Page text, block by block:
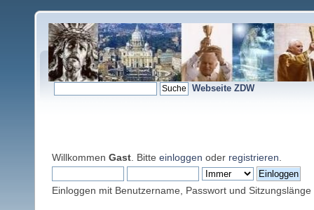
Webseite ZDW
Willkommen Gast . Bitte einloggen oder registrieren
Einloggen mit Benutzername, Passwort und Sitzungslänge